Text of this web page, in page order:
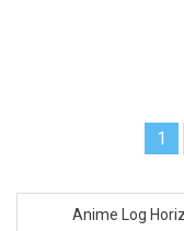
1
Anime Log